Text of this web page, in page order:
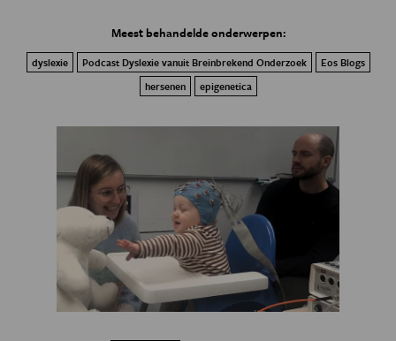
Meest behandelde onderwerpen:
dyslexie Podcast Dyslexie vanuit Breinbrekend Onderzoek
Eos Blogs
hersenen
epigenetica